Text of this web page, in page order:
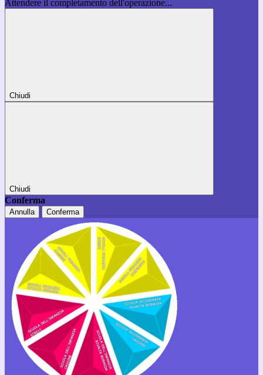
Attendere il completamento dell'operazione...
Chiudi
Chiudi
Conferma
Annulla Conferma